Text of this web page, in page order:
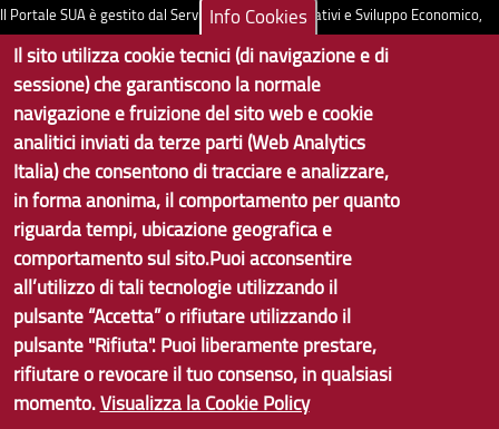
Il Portale SUA è gestito dal Servizio Sistemi Informativi e Sviluppo Economico,
GenovaMetropoli
Tecnologie e Accessibilità
Contatti per il sito Web
Info Cookies
Il sito utilizza cookie tecnici (di navigazione e di
sessione) che garantiscono la normale
navigazione e fruizione del sito web e cookie
analitici inviati da terze parti (Web Analytics
Italia) che consentono di tracciare e analizzare,
in forma anonima, il comportamento per quanto
riguarda tempi, ubicazione geografica e
comportamento sul sito.Puoi acconsentire
all’utilizzo di tali tecnologie utilizzando il
pulsante “Accetta” o rifiutare utilizzando il
pulsante "Rifiuta". Puoi liberamente prestare,
rifiutare o revocare il tuo consenso, in qualsiasi
momento.Visualizza la Cookie Policy